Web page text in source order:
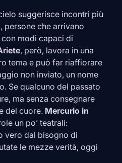
suggerisce incontri più
persone che arrivano
modi capaci di
, però, lavora in una
tema e può far riaffiorare
non inviato, un nome
Se qualcuno del passato
ma senza consegnare
del cuore. Mercurio in
un po’ teatrali:
vero dal bisogno di
le mezze verità, oggi